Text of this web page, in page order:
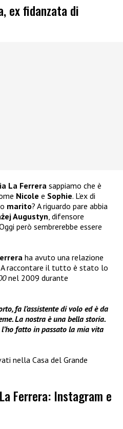
ex fidanzata di
La Ferrera sappiamo che è
Nicole e Sophie. L’ex di
marito? A riguardo pare abbia
Augustyn , difensore
però sembrerebbe essere
ha avuto una relazione
A raccontare il tutto è stato lo
nel 2009 durante
fa l’assistente di volo ed è da
La nostra è una bella storia.
fatto in passato la mia vita
nella Casa del Grande
Ferrera: Instagram e